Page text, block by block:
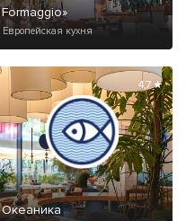
Formaggio»
Европейская кухня
Океаника
4,7 ★